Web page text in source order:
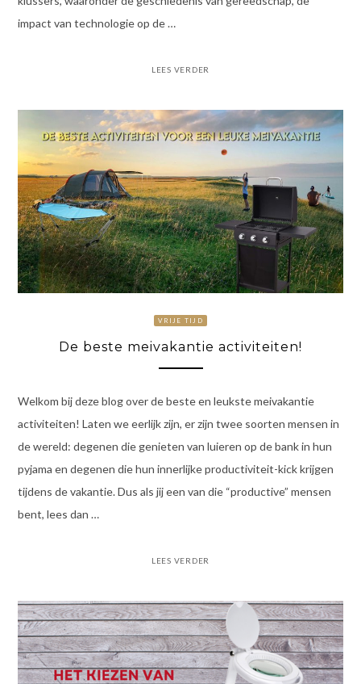
impact van technologie op de …
LEES VERDER
VRIJE TIJD
De beste meivakantie activiteiten!
Welkom bij deze blog over de beste en leukste meivakantie
activiteiten! Laten we eerlijk zijn, er zijn twee soorten mensen in
de wereld: degenen die genieten van luieren op de bank in hun
pyjama en degenen die hun innerlijke productiviteit-kick krijgen
tijdens de vakantie. Dus als jij een van die “productive” mensen
bent, lees dan …
LEES VERDER